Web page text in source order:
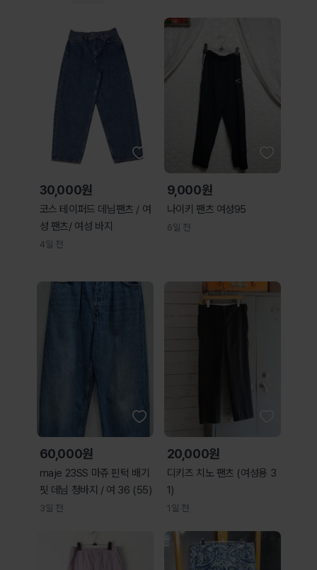
30,000원
코스 테이퍼드 데님팬츠 / 여
성 팬츠/ 여성 바지
4일 전
9,000원
나이키 팬츠 여성95
6일 전
60,000원
maje 23SS 마쥬 핀턱 배기
핏 데님 청바지 / 여 36 (55)
3일 전
20,000원
디키즈 치노 팬츠 (여성용 3
1)
1일 전